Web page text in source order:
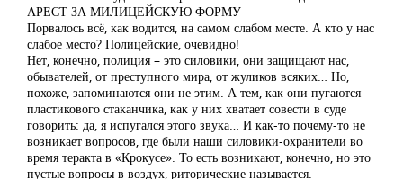
АРЕСТ ЗА МИЛИЦЕЙСКУЮ ФОРМУ
Порвалось всё, как водится, на самом слабом месте. А кто у нас
слабое место? Полицейские, очевидно!
Нет, конечно, полиция – это силовики, они защищают нас,
обывателей, от преступного мира, от жуликов всяких… Но,
похоже, запоминаются они не этим. А тем, как они пугаются
пластикового стаканчика, как у них хватает совести в суде
говорить: да, я испугался этого звука… И как-то почему-то не
возникает вопросов, где были наши силовики-охранители во
время теракта в «Крокусе». То есть возникают, конечно, но это
пустые вопросы в воздух, риторические называется.